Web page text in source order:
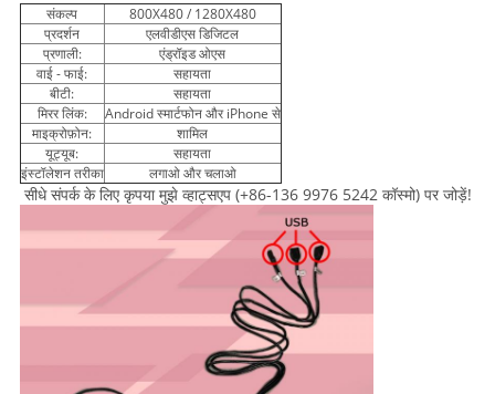
संकल्प
800X480 / 1280X480
प्रदर्शन
एलवीडीएस डिजिटल
प्रणाली:
एंड्रॉइड ओएस
वाई - फाई:
सहायता
बीटी:
सहायता
मिरर लिंक:
Android स्मार्टफोन और iPhone से
माइक्रोफ़ोन:
शामिल
यूट्यूब:
सहायता
इंस्टॉलेशन तरीका
लगाओ और चलाओ
सीधे संपर्क के लिए कृपया मुझे व्हाट्सएप (+86-136 9976 5242 कॉस्मो) पर जोड़ें!